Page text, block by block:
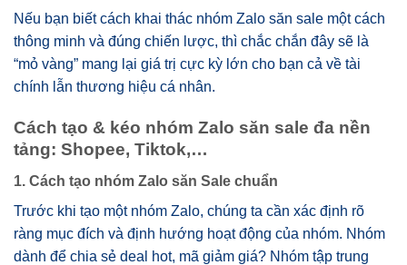
Nếu bạn biết cách khai thác nhóm Zalo săn sale một cách
thông minh và đúng chiến lược, thì chắc chắn đây sẽ là
“mỏ vàng” mang lại giá trị cực kỳ lớn cho bạn cả về tài
chính lẫn thương hiệu cá nhân.
Cách tạo & kéo nhóm Zalo săn sale đa nền
tảng: Shopee, Tiktok,…
1. Cách tạo nhóm Zalo săn Sale chuẩn
Trước khi tạo một nhóm Zalo, chúng ta cần xác định rõ
ràng mục đích và định hướng hoạt động của nhóm. Nhóm
dành để chia sẻ deal hot, mã giảm giá? Nhóm tập trung